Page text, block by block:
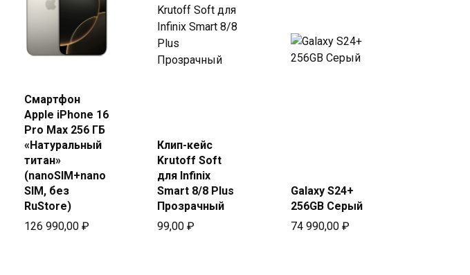
в Beeline
Смартфон
Apple iPhone 16
Pro Max 256 ГБ
«Натуральный
титан»
(nanoSIM+nano
SIM, без
RuStore)
126 990,00 ₽
Клип-кейс
Krutoff Soft
для Infinix
Smart 8/8 Plus
Прозрачный
99,00 ₽
Galaxy S24+
256GB Серый
74 990,00 ₽